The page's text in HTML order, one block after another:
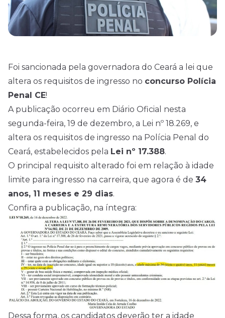
Foi sancionada pela governadora do Ceará a lei que
altera os requisitos de ingresso no concurso Polícia
Penal CE!
A publicação ocorreu em Diário Oficial nesta
segunda-feira, 19 de dezembro, a Lei nº 18.269, e
altera os requisitos de ingresso na Polícia Penal do
Ceará, estabelecidos pela Lei nº 17.388.
O principal requisito alterado foi em relação à idade
limite para ingresso na carreira, que agora é de 34
anos, 11 meses e 29 dias.
Confira a publicação, na íntegra:
Dessa forma, os candidatos deverão ter a idade